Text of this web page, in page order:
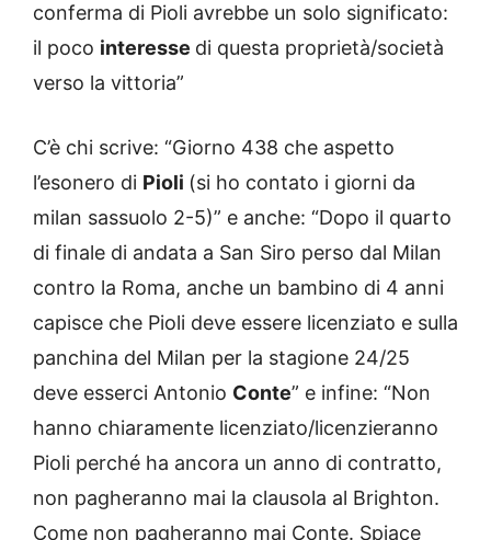
conferma di Pioli avrebbe un solo significato:
il poco interesse di questa proprietà/società
verso la vittoria”
C’è chi scrive: “Giorno 438 che aspetto
l’esonero di Pioli (si ho contato i giorni da
milan sassuolo 2-5)” e anche: “Dopo il quarto
di finale di andata a San Siro perso dal Milan
contro la Roma, anche un bambino di 4 anni
capisce che Pioli deve essere licenziato e sulla
panchina del Milan per la stagione 24/25
deve esserci Antonio Conte” e infine: “Non
hanno chiaramente licenziato/licenzieranno
Pioli perché ha ancora un anno di contratto,
non pagheranno mai la clausola al Brighton.
Come non pagheranno mai Conte. Spiace